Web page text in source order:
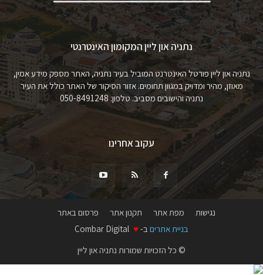
נתניה און ליין המקומון האינטרנטי
נתניה און ליין פורטל האינטרנט המוביל בעיר נתניה, האתר מספק מידע אמין,
מאוזן, מהיר ומדויק במגוון תחומים. אזור הסיקור של האתר כולל את העיר
נתניה והישובים מסביב. טלפון: 050-8491248
עקוב אחרינו
נגישות מפת אתר תקנון אתר
פרסום באתר
בניית אתרים ב- ♥
© כל הזכויות שמורות נתניה און ליין